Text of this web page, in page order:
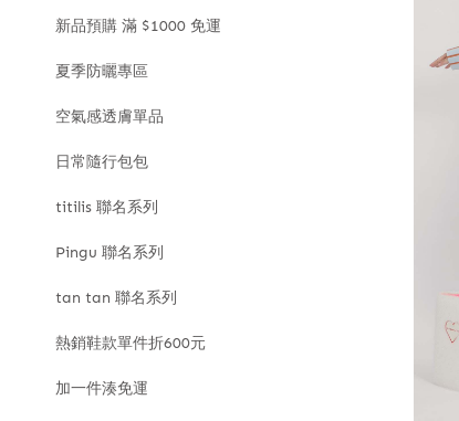
新品預購 滿 $1000 免運
夏季防曬專區
空氣感透膚單品
日常隨行包包
titilis 聯名系列
Pingu 聯名系列
tan tan 聯名系列
熱銷鞋款單件折600元
加一件湊免運